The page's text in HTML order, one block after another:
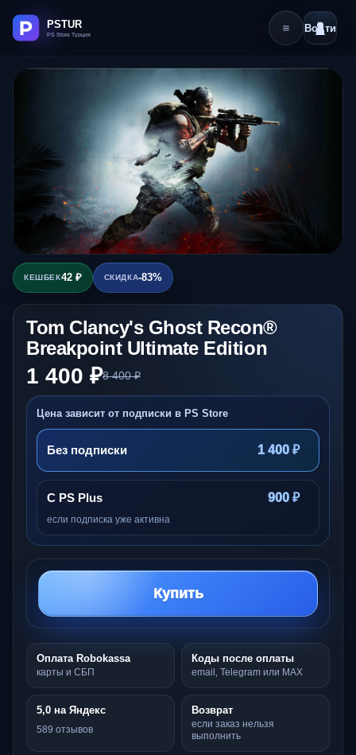
Войти
КЕШБЕК42 ₽ СКИДКА-83%
Tom Clancy's Ghost Recon®
Breakpoint Ultimate Edition
1 400 ₽8 400 ₽
Цена зависит от подписки в PS Store
Без подписки 1 400 ₽
С PS Plus 900 ₽
если подписка уже активна
Купить
Оплата Robokassa
карты и СБП
Коды после оплаты
email, Telegram или MAX
5,0 на Яндекс
589 отзывов
Возврат
если заказ нельзя
выполнить